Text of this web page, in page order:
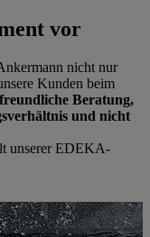
vor
nicht nur
Kunden beim
Beratung,
und nicht
unserer EDEKA-